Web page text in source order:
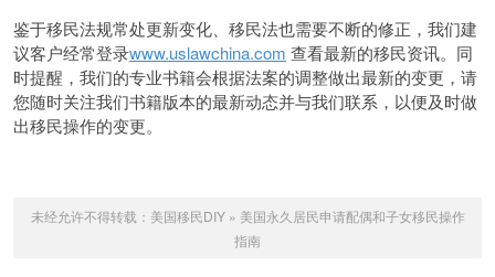
鉴于移民法规常处更新变化、移民法也需要不断的修正，我们建
议客户经常登录www.uslawchina.com 查看最新的移民资讯。同
时提醒，我们的专业书籍会根据法案的调整做出最新的变更，请
您随时关注我们书籍版本的最新动态并与我们联系，以便及时做
出移民操作的变更。
未经允许不得转载： 美国移民DIY» 美国永久居民申请配偶和子女移民操作
指南